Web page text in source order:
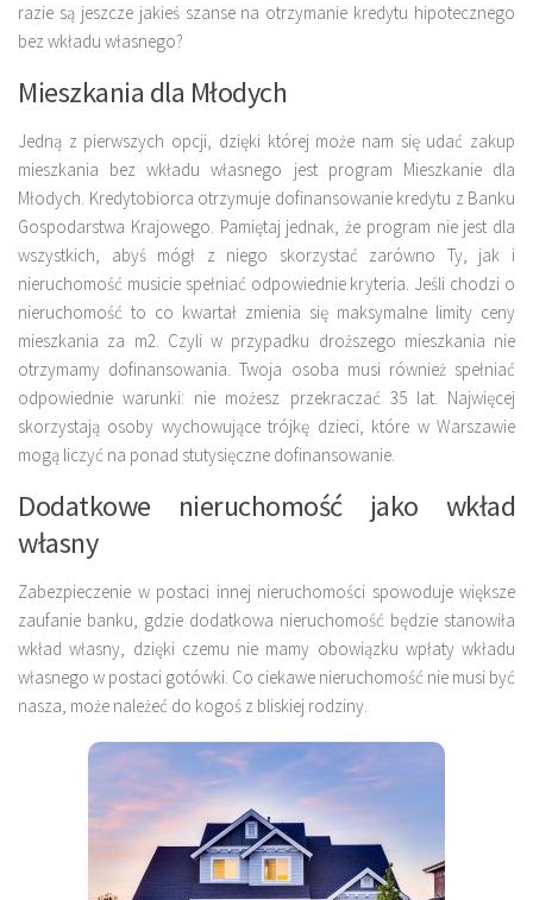
razie są jeszcze jakieś szanse na otrzymanie kredytu hipotecznego
bez wkładu własnego?
Mieszkania dla Młodych
Jedną z pierwszych opcji, dzięki której może nam się udać zakup
mieszkania bez wkładu własnego jest program Mieszkanie dla
Młodych. Kredytobiorca otrzymuje dofinansowanie kredytu z Banku
Gospodarstwa Krajowego. Pamiętaj jednak, że program nie jest dla
wszystkich, abyś mógł z niego skorzystać zarówno Ty, jak i
nieruchomość musicie spełniać odpowiednie kryteria. Jeśli chodzi o
nieruchomość to co kwartał zmienia się maksymalne limity ceny
mieszkania za m2. Czyli w przypadku droższego mieszkania nie
otrzymamy dofinansowania. Twoja osoba musi również spełniać
odpowiednie warunki: nie możesz przekraczać 35 lat. Najwięcej
skorzystają osoby wychowujące trójkę dzieci, które w Warszawie
mogą liczyć na ponad stutysięczne dofinansowanie.
Dodatkowe nieruchomość jako wkład
własny
Zabezpieczenie w postaci innej nieruchomości spowoduje większe
zaufanie banku, gdzie dodatkowa nieruchomość będzie stanowiła
wkład własny, dzięki czemu nie mamy obowiązku wpłaty wkładu
własnego w postaci gotówki. Co ciekawe nieruchomość nie musi być
nasza, może należeć do kogoś z bliskiej rodziny.